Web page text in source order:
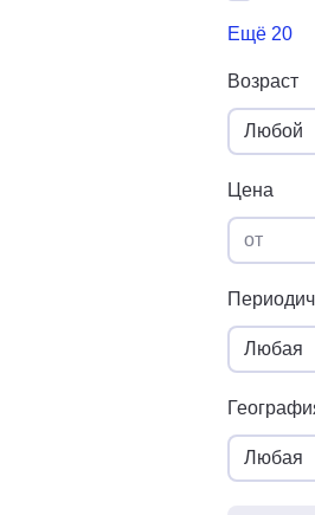
Ещё 20
Возраст
Любой
Цена
от
Любая
Любая